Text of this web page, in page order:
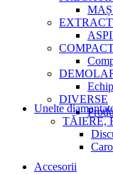
DIVERSE
Unelte
TĂIERE,
Accesorii